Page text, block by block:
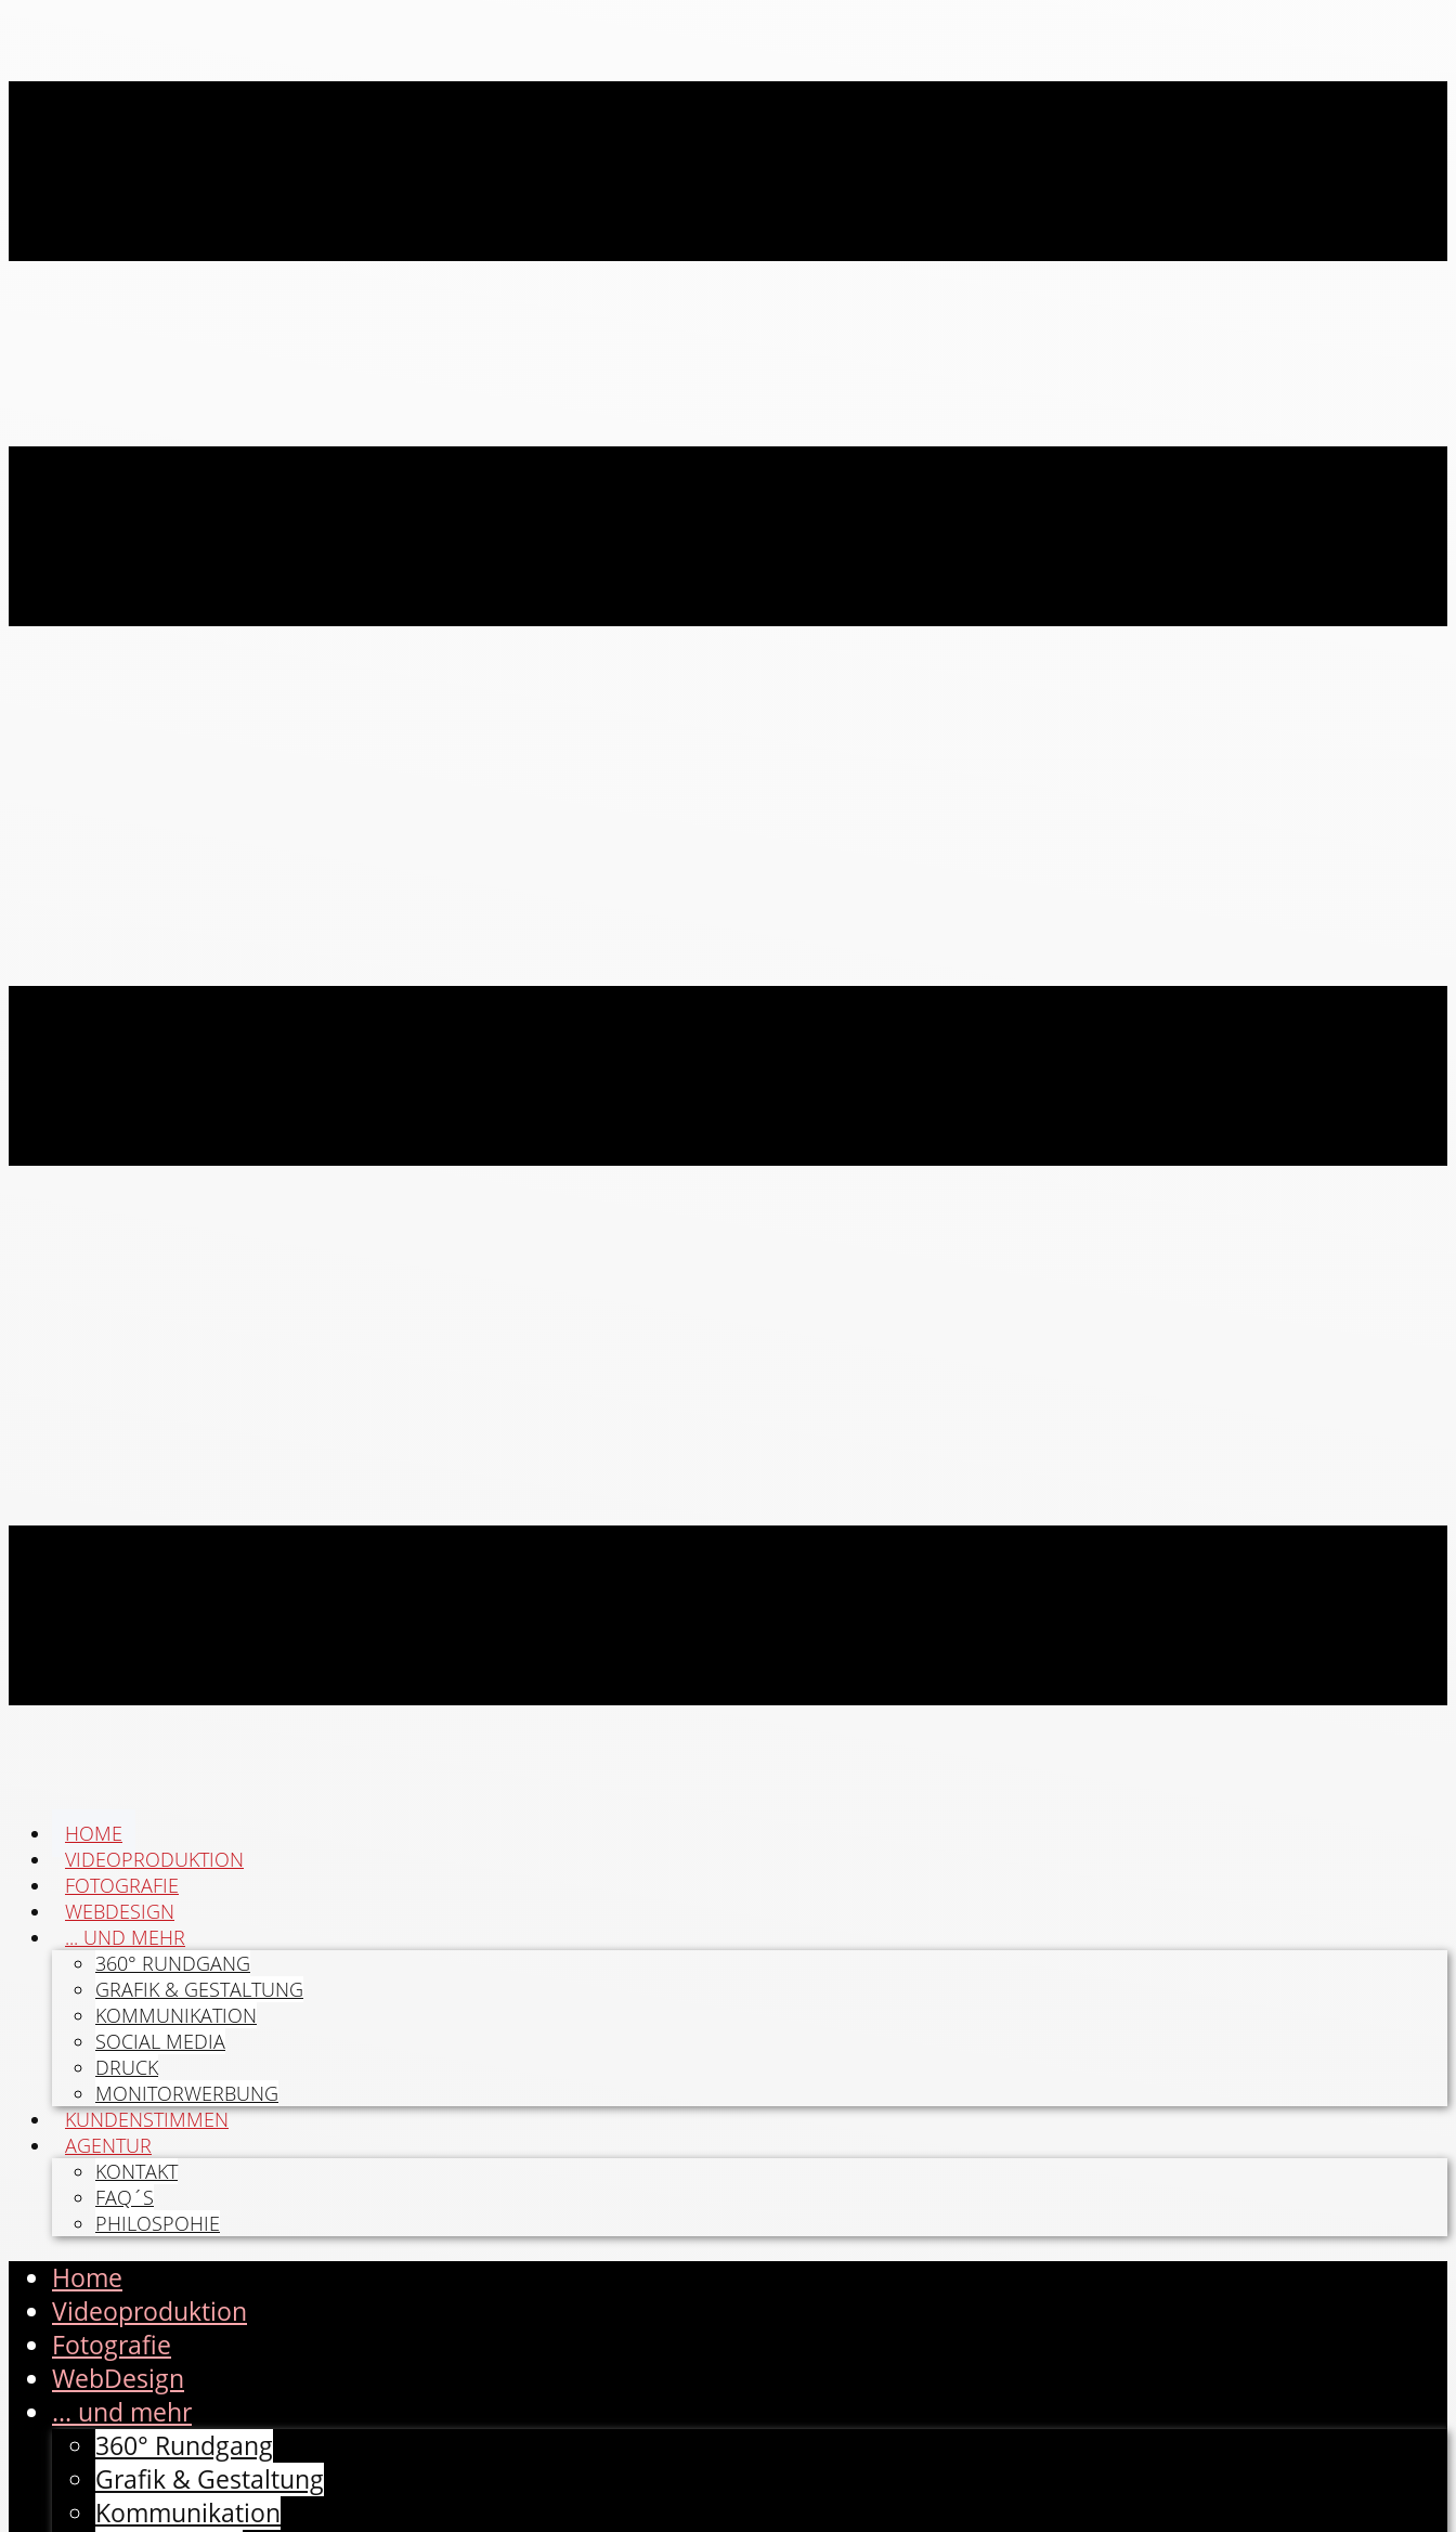
HOME
VIDEOPRODUKTION
FOTOGRAFIE
WEBDESIGN
... UND MEHR
360° RUNDGANG
GRAFIK & GESTALTUNG
KOMMUNIKATION
SOCIAL MEDIA
DRUCK
MONITORWERBUNG
KUNDENSTIMMEN
AGENTUR
KONTAKT
FAQ´S
PHILOSPOHIE
Home
Videoproduktion
Fotografie
WebDesign
... und mehr
360° Rundgang
Grafik & Gestaltung
Kommunikation